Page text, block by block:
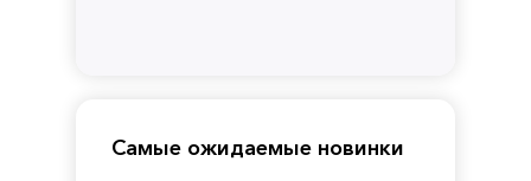
Самые ожидаемые новинки